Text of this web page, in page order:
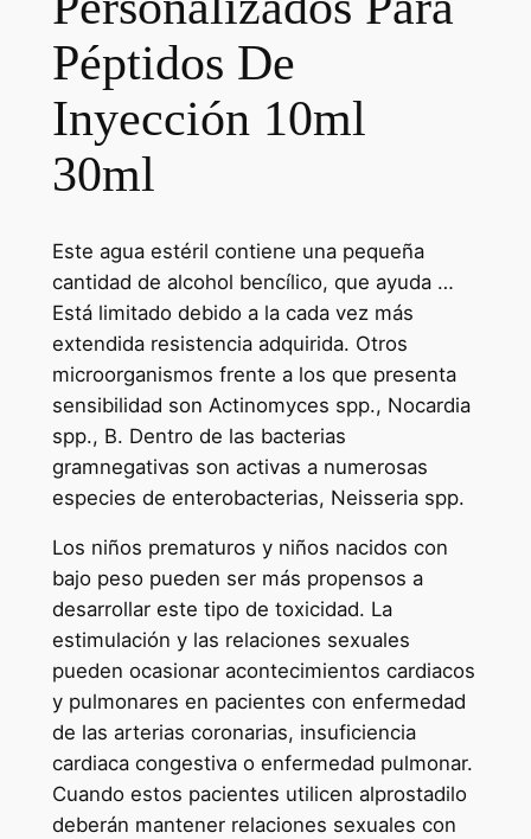
Péptidos De
Inyección 10ml
30ml
Este agua estéril contiene una pequeña
cantidad de alcohol bencílico, que ayuda …
Está limitado debido a la cada vez más
extendida resistencia adquirida. Otros
microorganismos frente a los que presenta
sensibilidad son Actinomyces spp., Nocardia
spp., B. Dentro de las bacterias
gramnegativas son activas a numerosas
especies de enterobacterias, Neisseria spp.
Los niños prematuros y niños nacidos con
bajo peso pueden ser más propensos a
desarrollar este tipo de toxicidad. La
estimulación y las relaciones sexuales
pueden ocasionar acontecimientos cardiacos
y pulmonares en pacientes con enfermedad
de las arterias coronarias, insuficiencia
cardiaca congestiva o enfermedad pulmonar.
Cuando estos pacientes utilicen alprostadilo
deberán mantener relaciones sexuales con